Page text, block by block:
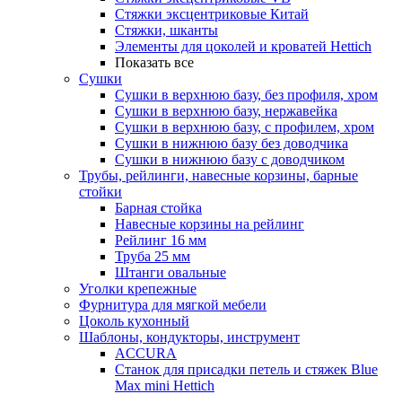
Стяжки эксцентриковые Китай
Стяжки, шканты
Элементы для цоколей и кроватей Hettich
Показать все
Сушки
Сушки в верхнюю базу, без профиля, хром
Сушки в верхнюю базу, нержавейка
Сушки в верхнюю базу, с профилем, хром
Сушки в нижнюю базу без доводчика
Сушки в нижнюю базу с доводчиком
Трубы, рейлинги, навесные корзины, барные
стойки
Барная стойка
Навесные корзины на рейлинг
Рейлинг 16 мм
Труба 25 мм
Штанги овальные
Уголки крепежные
Фурнитура для мягкой мебели
Цоколь кухонный
Шаблоны, кондукторы, инструмент
ACCURA
Станок для присадки петель и стяжек Blue
Max mini Hettich